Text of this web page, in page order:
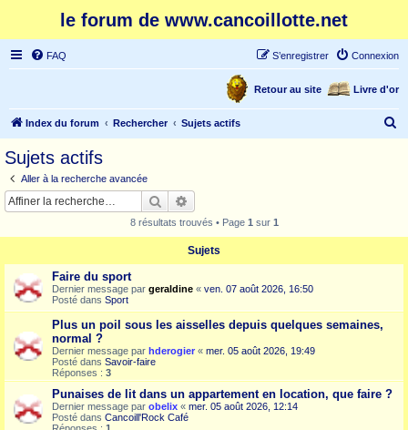
le forum de www.cancoillotte.net
FAQ Connexion
S’enregistrer
Livre d'or
Retour au site
Index du forum Rechercher Sujets actifs
Sujets actifs
Aller à la recherche avancée
Rechercher
8 résultats trouvés • Page 1 sur 1
Sujets
Faire du sport
Dernier message par geraldine « ven. 07 août 2026, 16:50
Posté dans Sport
Plus un poil sous les aisselles depuis quelques semaines,
normal ?
Dernier message par hderogier « mer. 05 août 2026, 19:49
Posté dans Savoir-faire
Réponses : 3
Punaises de lit dans un appartement en location, que faire ?
Dernier message par obelix « mer. 05 août 2026, 12:14
Posté dans Cancoill'Rock Café
Réponses : 1